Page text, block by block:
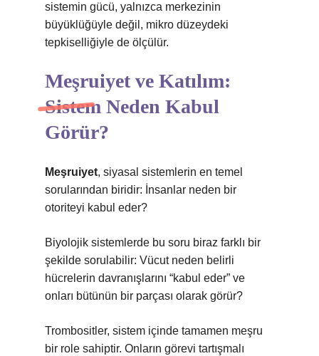
sistemin gücü, yalnızca merkezinin
büyüklüğüyle değil, mikro düzeydeki
tepkiselliğiyle de ölçülür.
Meşruiyet ve Katılım:
Sistem Neden Kabul
Görür?
Meşruiyet, siyasal sistemlerin en temel
sorularından biridir: İnsanlar neden bir
otoriteyi kabul eder?
Biyolojik sistemlerde bu soru biraz farklı bir
şekilde sorulabilir: Vücut neden belirli
hücrelerin davranışlarını “kabul eder” ve
onları bütünün bir parçası olarak görür?
Trombositler, sistem içinde tamamen meşru
bir role sahiptir. Onların görevi tartışmalı